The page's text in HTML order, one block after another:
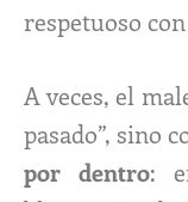
respetuoso
A veces, el
pasado”, sino
por dentro: